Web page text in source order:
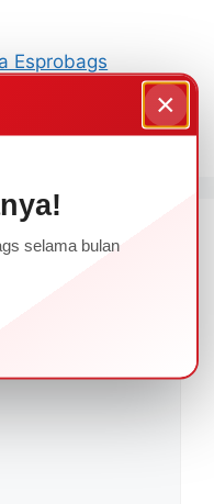
Esprobags
×
selama bulan